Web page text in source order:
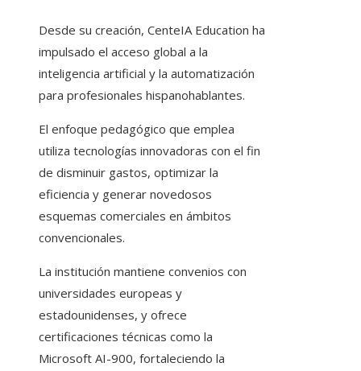
Desde su creación, CenteIA Education ha
impulsado el acceso global a la
inteligencia artificial y la automatización
para profesionales hispanohablantes.
El enfoque pedagógico que emplea
utiliza tecnologías innovadoras con el fin
de disminuir gastos, optimizar la
eficiencia y generar novedosos
esquemas comerciales en ámbitos
convencionales.
La institución mantiene convenios con
universidades europeas y
estadounidenses, y ofrece
certificaciones técnicas como la
Microsoft AI-900, fortaleciendo la